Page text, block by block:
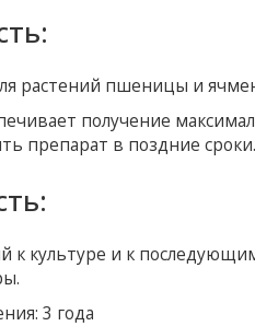
растений пшеницы и
получение
препарат в поздние
к культуре и к
3 года